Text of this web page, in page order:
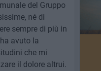
del Gruppo
né di
sempre di più in
avuto la
che mi
il dolore altrui.